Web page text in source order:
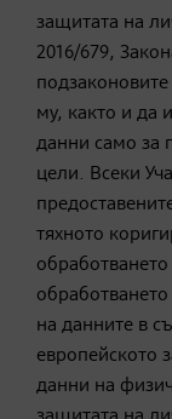
защитата на
2016/679,
му, както и да
данни само за
цели. Всеки
тяхното
на данните в
европейското
данни на